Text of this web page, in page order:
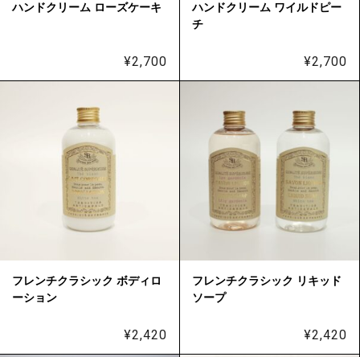
ハンドクリーム ローズケーキ
¥2,700
ハンドクリーム ワイルドピー
チ
¥2,700
フレンチクラシック ボディロ
ーション
¥2,420
フレンチクラシック リキッド
ソープ
¥2,420